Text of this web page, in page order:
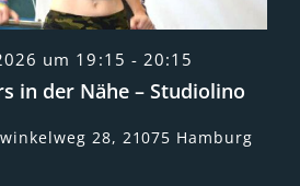
um 19:15 -20:15
in der Nähe – Studiolino
28, 21075 Hamburg